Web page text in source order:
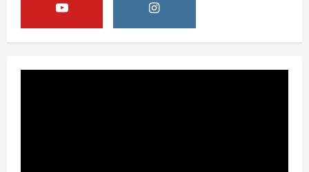
August 6, 2026
Opini
Etika, Verifikasi, dan Media Tepercaya